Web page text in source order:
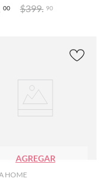
00 $399. 90
AGREGAR
HOME